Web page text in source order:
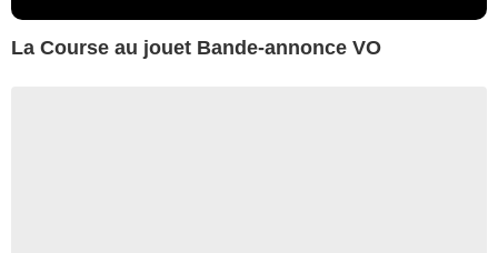
La Course au jouet Bande-annonce VO